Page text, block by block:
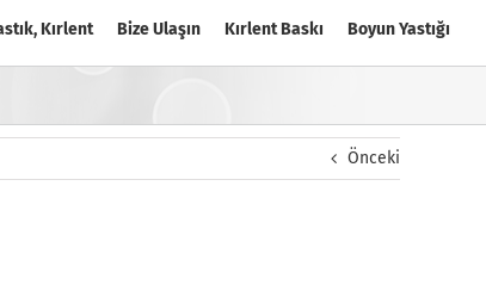
Kırlent Bize Ulaşın Kırlent Baskı Boyun Yastığı
Önceki